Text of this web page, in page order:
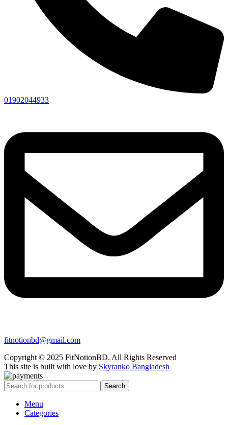
01902044933
fitnotionbd@gmail.com
Copyright © 2025 FitNotionBD. All Rights Reserved
This site is built with love by Skyranko Bangladesh
Search
Menu
Categories